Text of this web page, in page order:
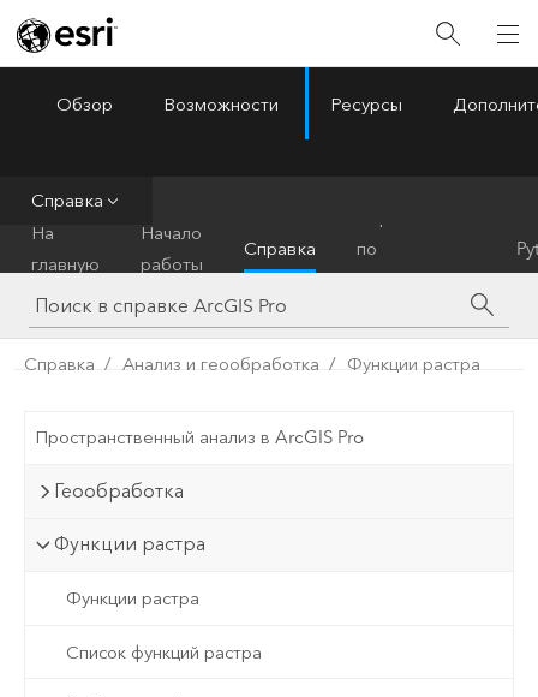
ArcGIS Pro
Обзор Возможности Ресурсы
Справка
На
главную
Начало
работы
Справка
по
инструментам
Справка Анализ и геообработка Функции растра
Пространственный анализ в ArcGIS Pro
Геообработка
Функции растра
Функции растра
Список функций растра